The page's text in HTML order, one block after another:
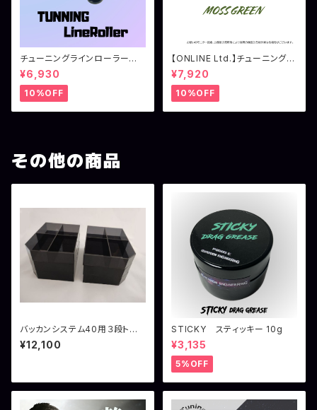
チューニングラインローラー
ダイワ用（18イグジスト系）
¥6,930
10%OFF
【ONLINE Ltd.】チューニングラ
インローラー シマノ用 モスグ
リーン
¥7,920
10%OFF
その他の商品
バッカンシステム40用３段トレ
ー ６個セット
¥12,100
STICKY スティッキー 10g
¥3,135
5%OFF